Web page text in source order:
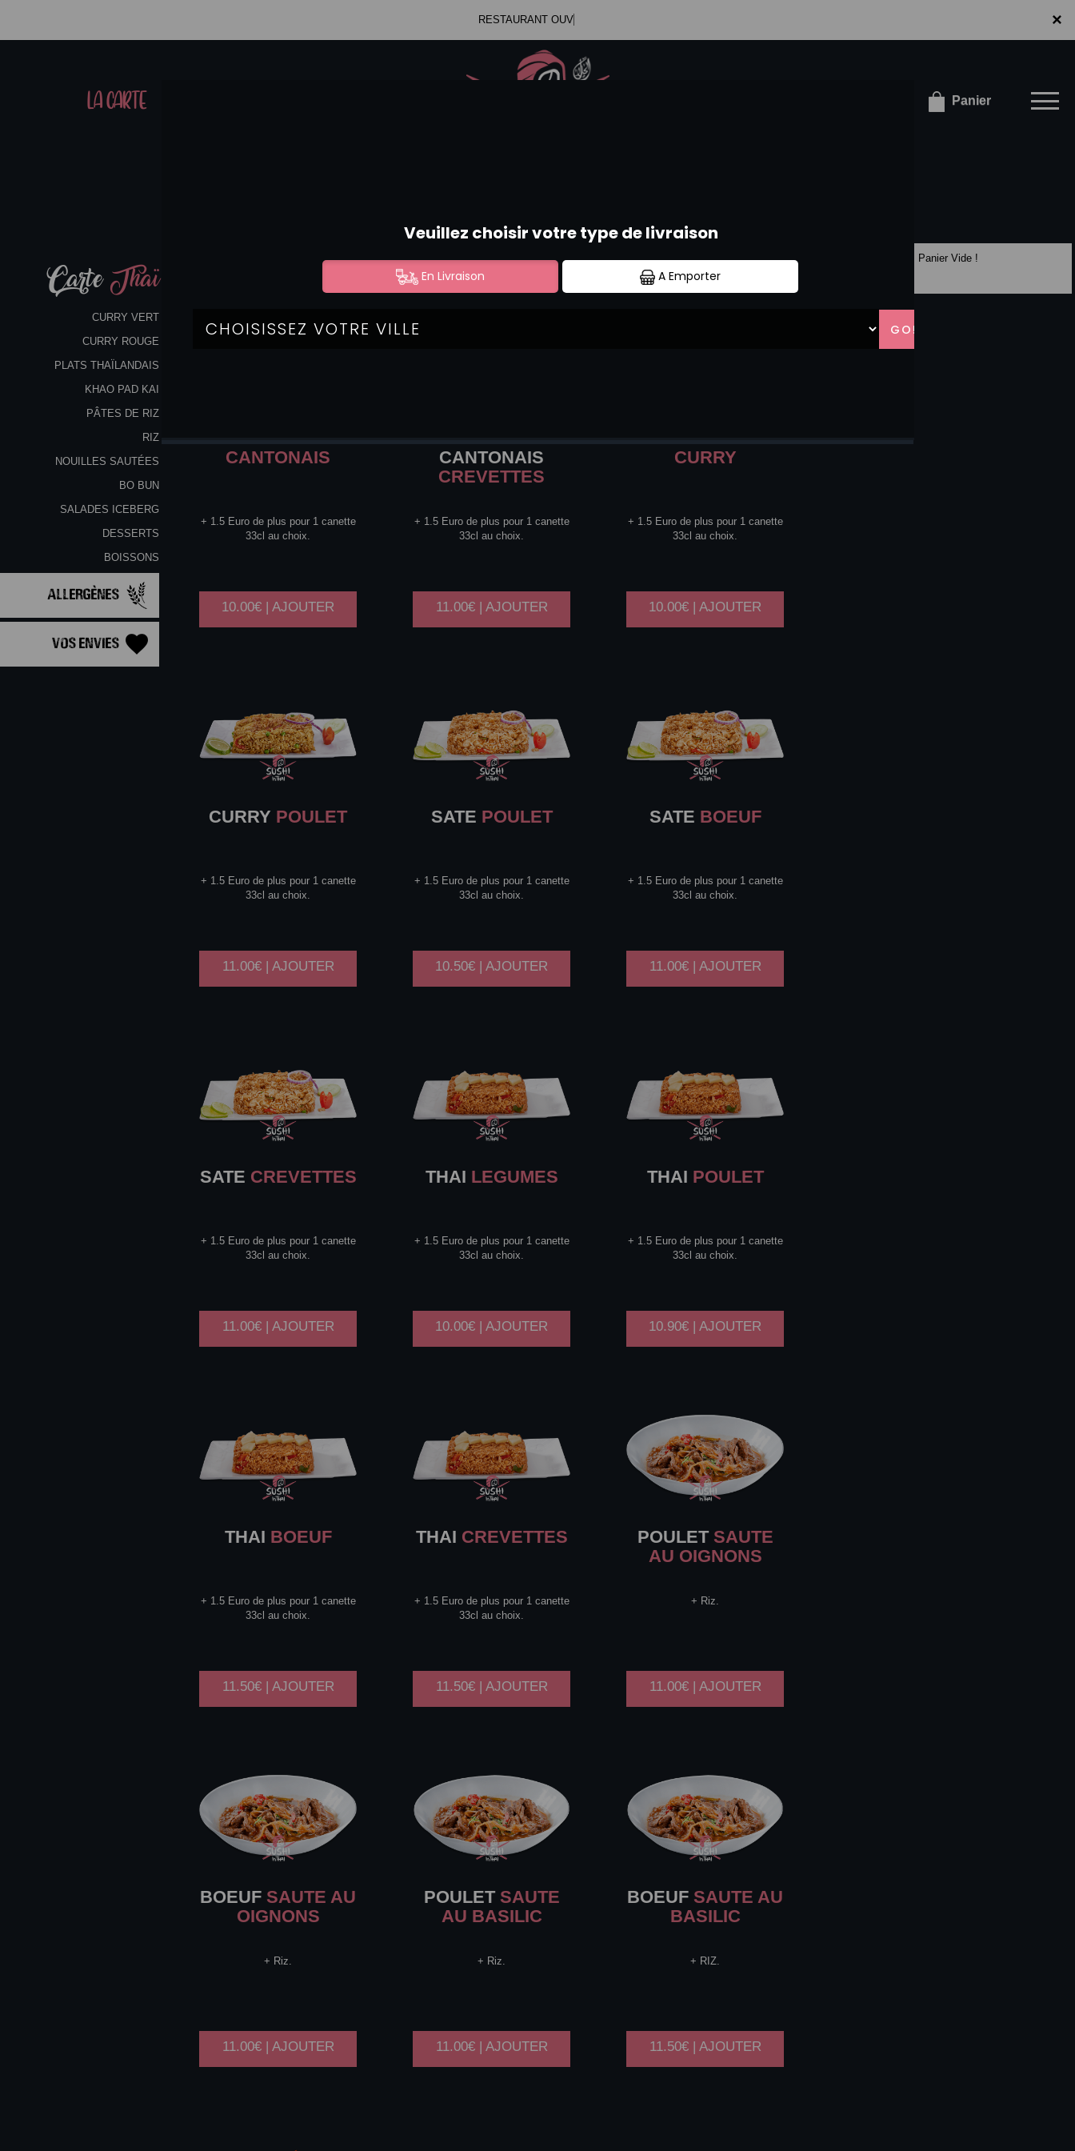
×
RE
LA CARTE Panier
×
CarteThaï
CURRY VERT
CURRY ROUGE
PLATS THAÏLANDAIS
KHAO PAD KAI
PÂTES DE RIZ
RIZ
NOUILLES SAUTÉES
BO BUN
SALADES ICEBERG
DESSERTS
BOISSONS
Allergènes
Vos Envies
RIZ
CANTONAIS
+ 1.5 Euro de plus pour 1 canette
33cl au choix.
10.00€ | AJOUTER
CANTONAIS
CREVETTES
+ 1.5 Euro de plus pour 1 canette
33cl au choix.
11.00€ | AJOUTER
CURRY
+ 1.5 Euro de plus pour 1 canette
33cl au choix.
10.00€ | AJOUTER
CURRY POULET
+ 1.5 Euro de plus pour 1 canette
33cl au choix.
11.00€ | AJOUTER
SATE POULET
+ 1.5 Euro de plus pour 1 canette
33cl au choix.
10.50€ | AJOUTER
SATE BOEUF
+ 1.5 Euro de plus pour 1 canette
33cl au choix.
11.00€ | AJOUTER
SATE CREVETTES
+ 1.5 Euro de plus pour 1 canette
33cl au choix.
11.00€ | AJOUTER
THAI LEGUMES
+ 1.5 Euro de plus pour 1 canette
33cl au choix.
10.00€ | AJOUTER
THAI POULET
+ 1.5 Euro de plus pour 1 canette
33cl au choix.
10.90€ | AJOUTER
THAI BOEUF
+ 1.5 Euro de plus pour 1 canette
33cl au choix.
11.50€ | AJOUTER
THAI CREVETTES
+ 1.5 Euro de plus pour 1 canette
33cl au choix.
11.50€ | AJOUTER
POULETSAUTE
AU OIGNONS
+ Riz.
11.00€ | AJOUTER
BOEUF SAUTE AU
OIGNONS
+ Riz.
11.00€ | AJOUTER
POULETSAUTE
AU BASILIC
+ Riz.
11.00€ | AJOUTER
BOEUF SAUTE AU
BASILIC
+ RIZ.
11.50€ | AJOUTER
Panier Vide !